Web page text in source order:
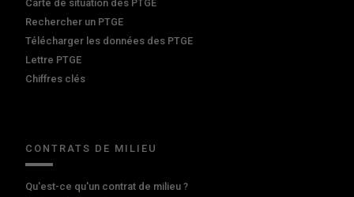
Carte de situation des PTGE
Rechercher un PTGE
Télécharger les données des PTGE
Lettre PTGE
Chiffres clés
CONTRATS DE MILIEU
Qu'est-ce qu'un contrat de milieu ?